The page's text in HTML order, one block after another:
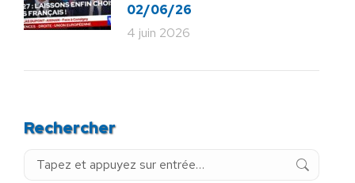
02/06/26
4 juin 2026
Rechercher
Recherche